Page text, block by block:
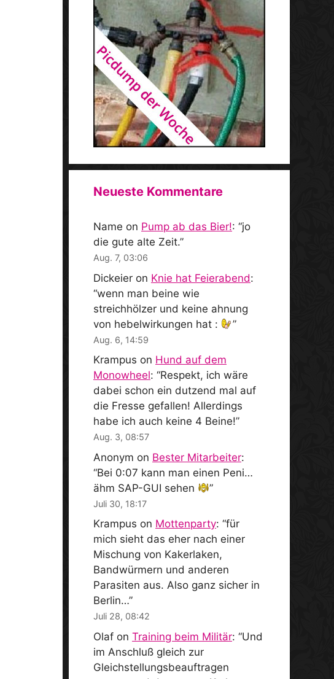
Neueste Kommentare
Name on Pump ab das Bier!: “jo
die gute alte Zeit.”
Aug. 7, 03:06
Dickeier on Knie hat Feierabend:
“wenn man beine wie
streichhölzer und keine ahnung
von hebelwirkungen hat :
”
Aug. 6, 14:59
Krampus on Hund auf dem
Monowheel: “Respekt, ich wäre
dabei schon ein dutzend mal auf
die Fresse gefallen! Allerdings
habe ich auch keine 4 Beine!”
Aug. 3, 08:57
Anonym on Bester Mitarbeiter:
“Bei 0:07 kann man einen Peni…
ähm SAP-GUI sehen
”
Juli 30, 18:17
Krampus on Mottenparty: “für
mich sieht das eher nach einer
Mischung von Kakerlaken,
Bandwürmern und anderen
Parasiten aus. Also ganz sicher in
Berlin…”
Juli 28, 08:42
Olaf on Training beim Militär: “Und
im Anschluß gleich zur
Gleichstellungsbeauftragen